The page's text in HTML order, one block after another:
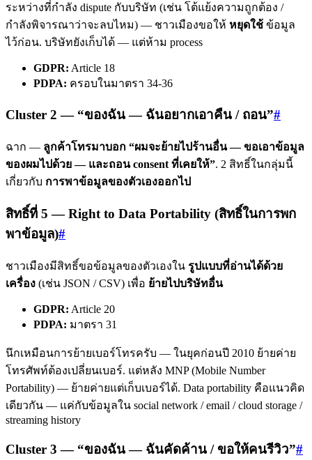
ระหว่างที่กำลัง dispute กับบริษัท (เช่น โต้แย้งความถูกต้อง /
กำลังพิจารณาว่าจะลบไหม) — ชาวเมืองขอให้ หยุดใช้ ข้อมูล
ไว้ก่อน. บริษัทยังเก็บได้ — แต่ห้าม process
GDPR: Article 18
PDPA: ครอบในมาตรา 34-36
Cluster 2 — “ของฉัน — ฉันอยากเอาคืน / ถอน”#
ฉาก — ลูกค้าโทรมาบอก “ผมจะย้ายไปร้านอื่น — ขอเอาข้อมูล
ของผมไปด้วย — และถอน consent ที่เคยให้”. 2 สิทธิ์ในกลุ่มนี้
เกี่ยวกับ การพาข้อมูลของตัวเองออกไป
สิทธิ์ที่ 5 — Right to Data Portability (สิทธิ์ในการพก
พาข้อมูล)#
ชาวเมืองมีสิทธิ์ขอข้อมูลของตัวเองใน รูปแบบที่อ่านได้ด้วย
เครื่อง (เช่น JSON / CSV) เพื่อ ย้ายไปบริษัทอื่น
GDPR: Article 20
PDPA: มาตรา 31
นึกเหมือนการย้ายเบอร์โทรครับ — ในยุคก่อนปี 2010 ย้ายค่าย
โทรศัพท์ต้องเปลี่ยนเบอร์. แต่หลัง MNP (Mobile Number
Portability) — ย้ายค่ายแต่เก็บเบอร์ได้. Data portability คือแนวคิด
เดียวกัน — แค่กับข้อมูลใน social network / email / cloud storage /
streaming history
Cluster 3 — “ของฉัน — ฉันคัดค้าน / ขอให้คนรีวิว”#